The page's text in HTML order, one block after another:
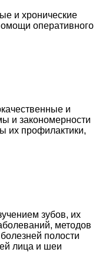
и хронические
оперативного
и
и закономерности
их профилактики,
зубов, их
методов
полости
лица и шеи